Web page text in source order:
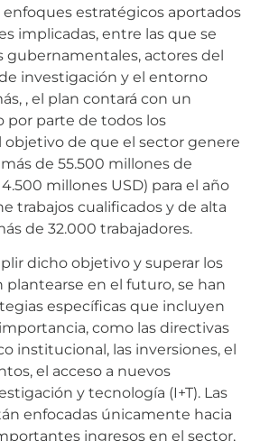
enfoques estratégicos aportados
implicadas, entre las que se
gubernamentales, actores del
investigación y el entorno
, el plan contará con un
por parte de todos los
objetivo de que el sector genere
de 55.500 millones de
millones USD) para el año
trabajos cualificados y de alta
de 32.000 trabajadores.
dicho objetivo y superar los
en el futuro, se han
específicas que incluyen
como las directivas
institucional, las inversiones, el
el acceso a nuevos
y tecnología (I+T). Las
enfocadas únicamente hacia
ingresos en el sector,